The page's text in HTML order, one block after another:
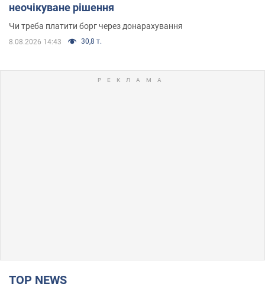
неочікуване рішення
Чи треба платити борг через донарахування
8.08.2026 14:43 30,8 т.
TOP NEWS